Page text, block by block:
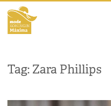
Tag: Zara Phillips